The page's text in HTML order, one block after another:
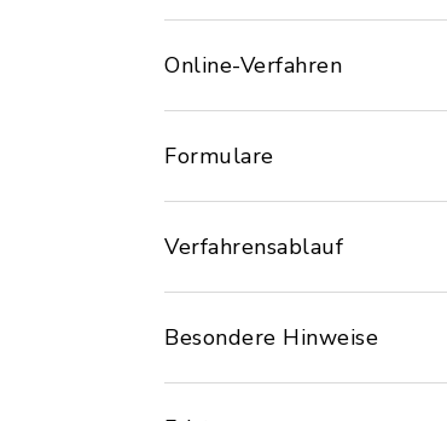
Online-Verfahren
Formulare
Verfahrensablauf
Besondere Hinweise